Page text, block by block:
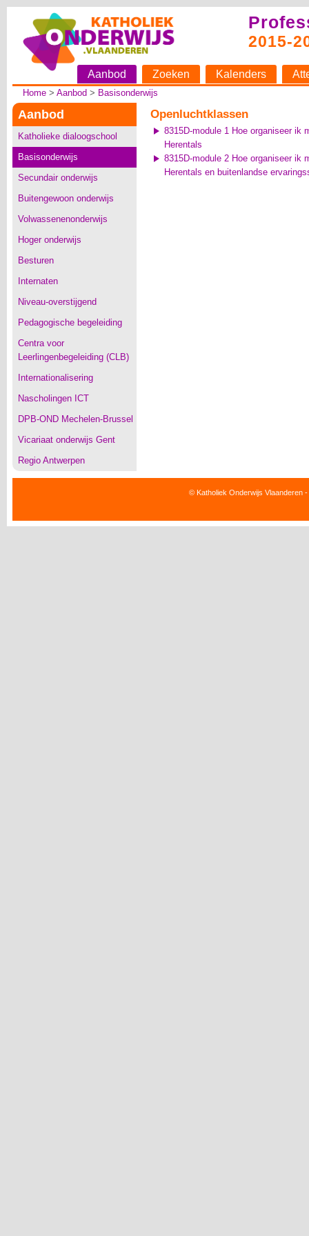
2015-
Aanbod Zoeken Kalenders
Home> Aanbod > Basisonderwijs
Aanbod
Katholieke dialoogschool
Basisonderwijs
Secundair onderwijs
Buitengewoon onderwijs
Volwassenenonderwijs
Hoger onderwijs
Besturen
Internaten
Niveau-overstijgend
Pedagogische begeleiding
Centra voor
Leerlingenbegeleiding (CLB)
Internationalisering
Nascholingen ICT
DPB-OND Mechelen-Brussel
Vicariaat onderwijs Gent
Regio Antwerpen
Openluchtklassen
8315D-module 1 Hoe organiseer ik
Herentals
8315D-module 2 Hoe organiseer ik
Herentals en buitenlandse
© Katholiek Onderwijs Vlaanderen